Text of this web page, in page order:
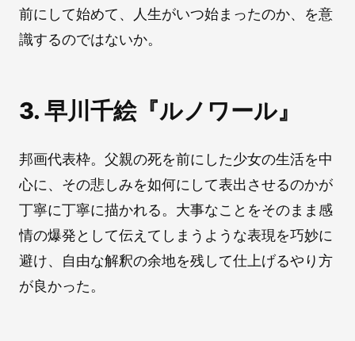
前にして始めて、人生がいつ始まったのか、を意
識するのではないか。
3. 早川千絵『ルノワール』
邦画代表枠。父親の死を前にした少女の生活を中
心に、その悲しみを如何にして表出させるのかが
丁寧に丁寧に描かれる。大事なことをそのまま感
情の爆発として伝えてしまうような表現を巧妙に
避け、自由な解釈の余地を残して仕上げるやり方
が良かった。